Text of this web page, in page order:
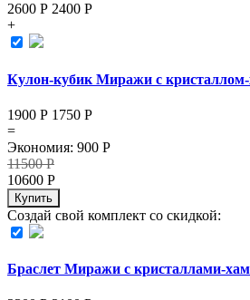
2600 Р 2400 Р
+
Кулон-кубик Миражи с
1900 Р 1750 Р
=
Экономия: 900 Р
11500Р
10600 Р
Купить
Создай свой комплект со скидкой:
Браслет Миражи с кристаллами-